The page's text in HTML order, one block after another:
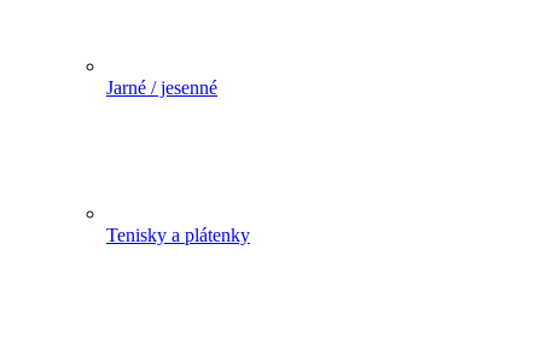
Jarné / jesenné
Tenisky a plátenky